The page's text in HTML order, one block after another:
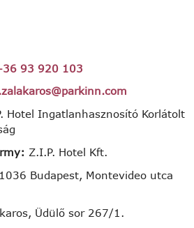
93 920 103
Hotel Ingatlanhasznosító Korlátolt
Z.I.P. Hotel Kft.
Budapest, Montevideo utca
Üdülő sor 267/1.